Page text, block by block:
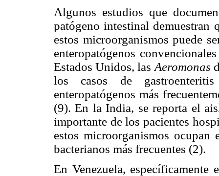
Algunos estudios que
patógeno intestinal demuestran
estos microorganismos puede
enteropatógenos
Estados Unidos, las Aeromonas
los casos de
enteropatógenos más
(9). En la India, se reporta el
importante de los pacientes
estos microorganismos
bacterianos más frecuentes (2).
En Venezuela,